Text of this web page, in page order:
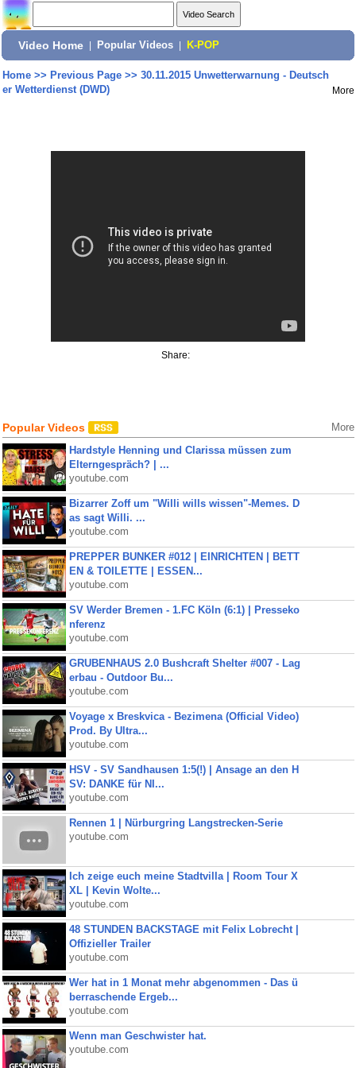
Video Home Popular Videos K-POP
Home>> Previous Page>> 30.11.2015 Unwetterwarnung - Deutsch
er Wetterdienst (DWD)
More
Share:
Popular Videos More
Hardstyle Henning und Clarissa müssen zum
Elterngespräch? | ...
youtube.com
Bizarrer Zoff um "Willi wills wissen"-Memes. D
as sagt Willi. ...
youtube.com
PREPPER BUNKER #012 | EINRICHTEN | BETT
EN & TOILETTE | ESSEN...
youtube.com
SV Werder Bremen - 1.FC Köln (6:1) | Presseko
nferenz
youtube.com
GRUBENHAUS 2.0 Bushcraft Shelter #007 - Lag
erbau - Outdoor Bu...
youtube.com
Voyage x Breskvica - Bezimena (Official Video)
Prod. By Ultra...
youtube.com
HSV - SV Sandhausen 1:5(!) | Ansage an den H
SV: DANKE für NI...
youtube.com
Rennen 1 | Nürburgring Langstrecken-Serie
youtube.com
Ich zeige euch meine Stadtvilla | Room Tour X
XL | Kevin Wolte...
youtube.com
48 STUNDEN BACKSTAGE mit Felix Lobrecht |
Offizieller Trailer
youtube.com
Wer hat in 1 Monat mehr abgenommen - Das ü
berraschende Ergeb...
youtube.com
Wenn man Geschwister hat.
youtube.com